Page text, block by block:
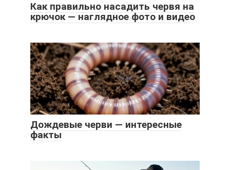
Как правильно насадить червя на
крючок — наглядное фото и видео
Дождевые черви — интересные
факты